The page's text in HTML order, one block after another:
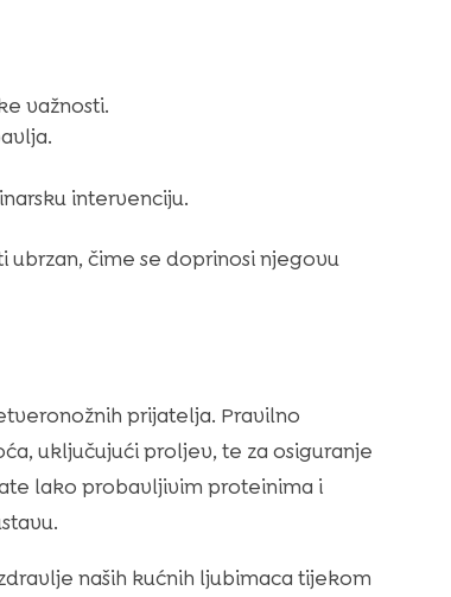
važnosti.
intervenciju.
čime se doprinosi njegovu
prijatelja. Pravilno
uključujući proljev, te za osiguranje
lako probavljivim proteinima i
naših kućnih ljubimaca tijekom